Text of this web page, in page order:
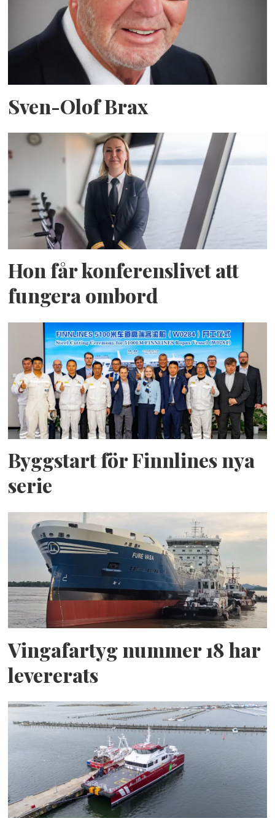
Sven-Olof Brax
Hon får konferenslivet att
fungera ombord
Byggstart för Finnlines nya
serie
Vingafartyg nummer 18 har
levererats